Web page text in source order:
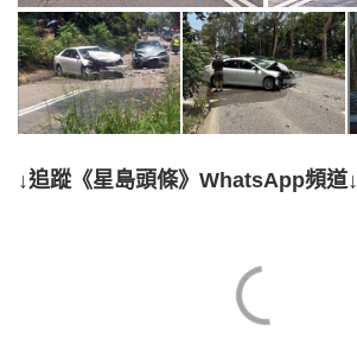
↓追蹤《星島頭條》WhatsApp頻道↓